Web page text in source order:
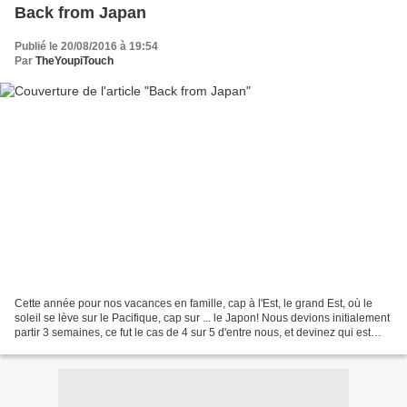
Back from Japan
Publié le 20/08/2016 à 19:54
Par TheYoupiTouch
Cette année pour nos vacances en famille, cap à l'Est, le grand Est, où le
soleil se lève sur le Pacifique, cap sur ... le Japon! Nous devions initialement
partir 3 semaines, ce fut le cas de 4 sur 5 d'entre nous, et devinez qui est